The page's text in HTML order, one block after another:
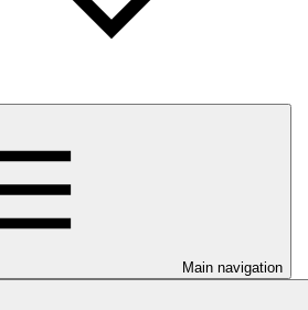
Main navigation